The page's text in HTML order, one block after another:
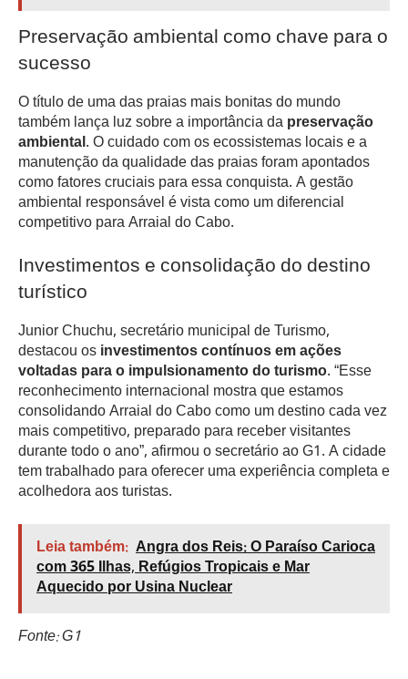
Preservação ambiental como chave para o
sucesso
O título de uma das praias mais bonitas do mundo
também lança luz sobre a importância dapreservação
ambiental. O cuidado com os ecossistemas locais e a
manutenção da qualidade das praias foram apontados
como fatores cruciais para essa conquista. A gestão
ambiental responsável é vista como um diferencial
competitivo para Arraial do Cabo.
Investimentos e consolidação do destino
turístico
Junior Chuchu, secretário municipal de Turismo,
destacou osinvestimentos contínuos em ações
voltadas para o impulsionamento do turismo. “Esse
reconhecimento internacional mostra que estamos
consolidando Arraial do Cabo como um destino cada vez
mais competitivo, preparado para receber visitantes
durante todo o ano”, afirmou o secretário ao G1. A cidade
tem trabalhado para oferecer uma experiência completa e
acolhedora aos turistas.
Leia também: Angra dos Reis: O Paraíso Carioca
com 365 Ilhas, Refúgios Tropicais e Mar
Aquecido por Usina Nuclear
Fonte: G1